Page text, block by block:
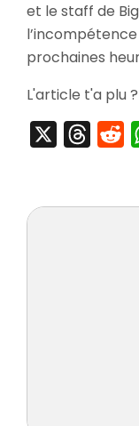
et le staff de
prochaines
L'article t'a plu